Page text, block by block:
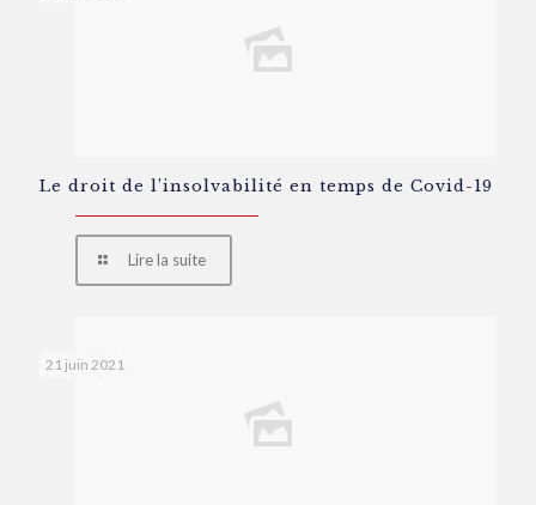
Le droit de l’insolvabilité en temps de Covid-19
Lire la suite
21 juin 2021